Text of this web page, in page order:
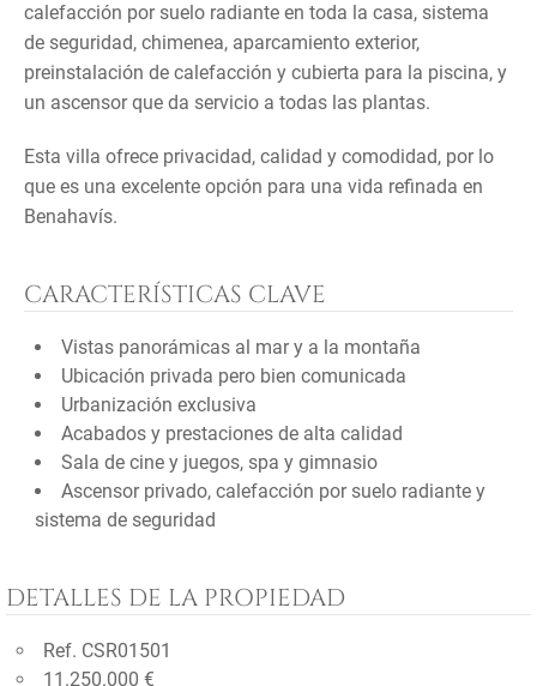
calefacción por suelo radiante en toda la casa, sistema
de seguridad, chimenea, aparcamiento exterior,
preinstalación de calefacción y cubierta para la piscina, y
un ascensor que da servicio a todas las plantas.
Esta villa ofrece privacidad, calidad y comodidad, por lo
que es una excelente opción para una vida refinada en
Benahavís.
CARACTERÍSTICAS CLAVE
Vistas panorámicas al mar y a la montaña
Ubicación privada pero bien comunicada
Urbanización exclusiva
Acabados y prestaciones de alta calidad
Sala de cine y juegos, spa y gimnasio
Ascensor privado, calefacción por suelo radiante y
sistema de seguridad
DETALLES DE LA PROPIEDAD
Ref. CSR01501
11.250.000 €